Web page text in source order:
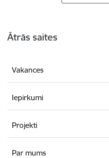
Ātrās saites
Vakances
Iepirkumi
Projekti
Par mums